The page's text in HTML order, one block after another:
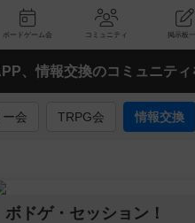
ュー ボードゲーム会 コミュニティ
、情報交換のコミュニティ
会 TRPG会 情報交換
ボドゲ・セッション！